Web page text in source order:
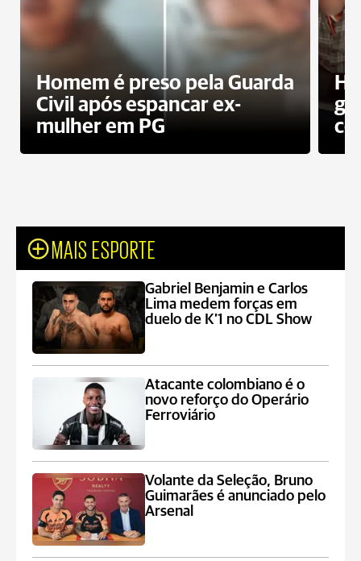
Homem é preso pela Guarda
Civil após espancar ex-
mulher em PG
MAIS ESPORTE
Gabriel Benjamin e Carlos
Lima medem forças em
duelo de K’1 no CDL Show
Atacante colombiano é o
novo reforço do Operário
Ferroviário
Volante da Seleção, Bruno
Guimarães é anunciado pelo
Arsenal